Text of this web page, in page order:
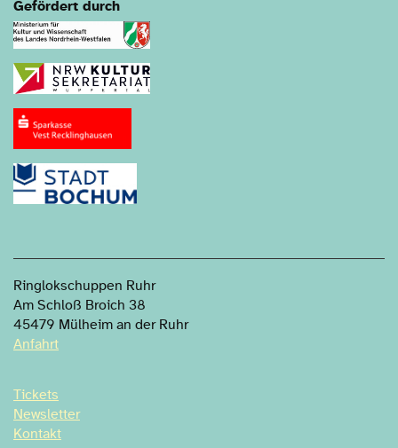
Gefördert durch
Ringlokschuppen Ruhr
Am Schloß Broich 38
45479 Mülheim an der Ruhr
Anfahrt
Tickets
Newsletter
Kontakt